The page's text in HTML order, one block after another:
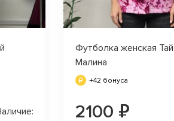
Футболка женская
Малина
+42 бонуса
2100 ₽